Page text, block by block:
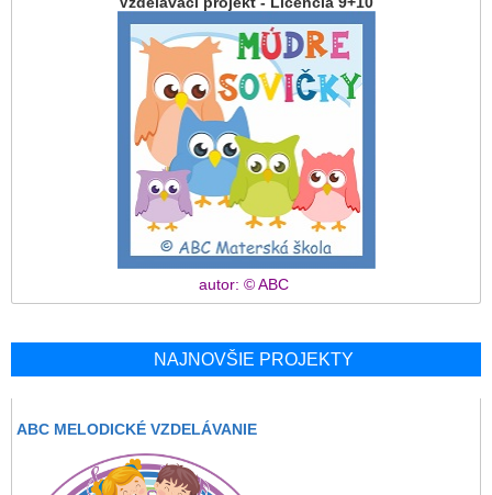
autor: © ABC
NAJNOVŠIE PROJEKTY
ABC MELODICKÉ VZDELÁVANIE